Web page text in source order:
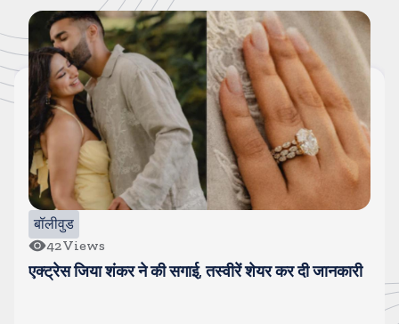
बॉलीवुड
42Views
एक्ट्रेस जिया शंकर ने की सगाई, तस्वीरें शेयर कर दी जानकारी